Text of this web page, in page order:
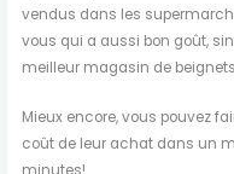
vendus dans les
vous qui a aussi bon goût,
meilleur magasin de
Mieux encore, vous pouvez
coût de leur achat dans un